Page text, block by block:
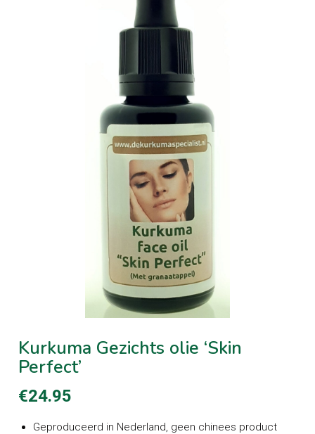
Kurkuma Gezichts olie ‘Skin
Perfect’
€24.95
Geproduceerd in Nederland, geen chinees product